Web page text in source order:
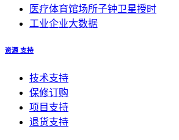
医疗体育馆场所子钟卫星授时
工业企业大数据
资源 支持
技术支持
保修订购
项目支持
退货支持